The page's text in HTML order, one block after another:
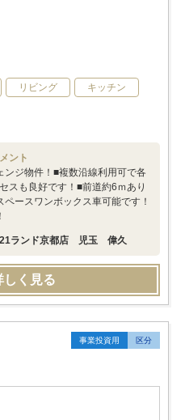
リビング キッチン
ント
ンジ物件！■複数沿線利用可で各
スも良好です！■前道約6ｍあり
ペースワンボックス車可能です！
21ランド京都店 児玉 偉久
しく見る
事業投資用 区分